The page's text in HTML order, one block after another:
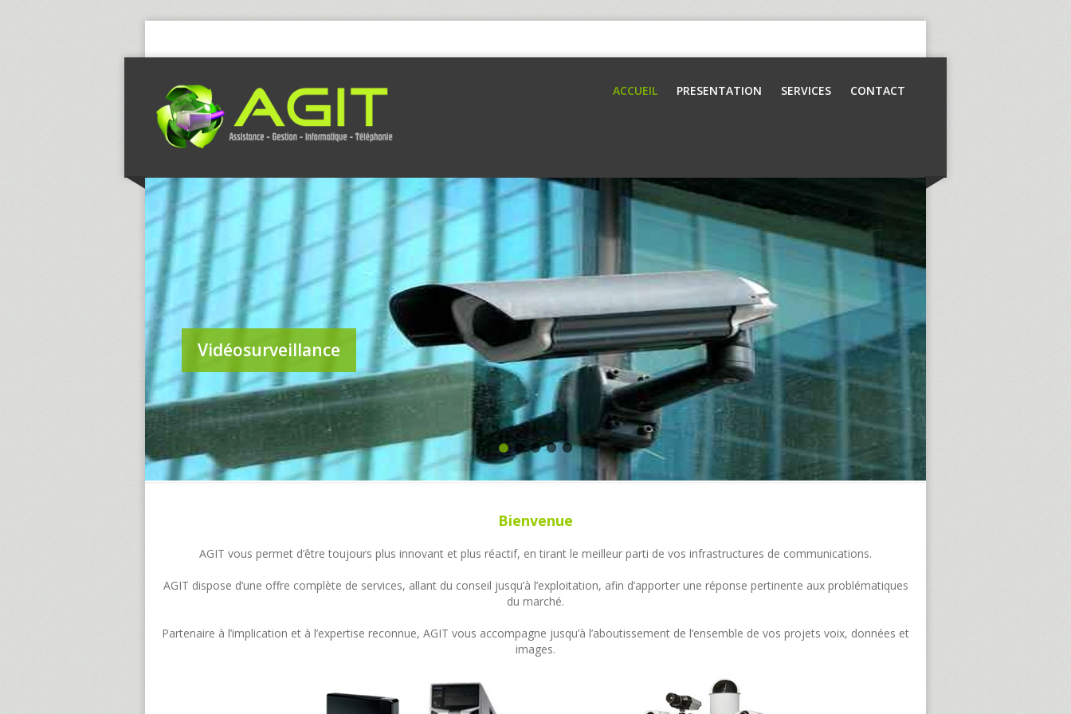
ACCUEIL PRESENTATION SERVICES CONTACT
Vidéosurveillance
Bienvenue
AGIT vous permet d’être toujours plus innovant et plus réactif, en tirant le meilleur parti de vos infrastructures de communications.
AGIT dispose d’une offre complète de services, allant du conseil jusqu’à l’exploitation, afin d’apporter une réponse pertinente aux problématiques
du marché.
Partenaire à l’implication et à l’expertise reconnue, AGIT vous accompagne jusqu’à l’aboutissement de l’ensemble de vos projets voix, données et
images.